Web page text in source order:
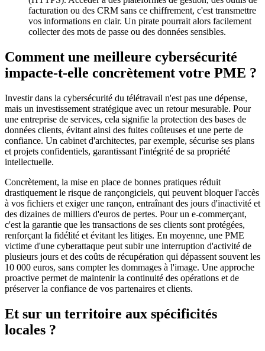
facturation ou des CRM sans ce chiffrement, c'est transmettre
vos informations en clair. Un pirate pourrait alors facilement
collecter des mots de passe ou des données sensibles.
Comment une meilleure cybersécurité
impacte-t-elle concrètement votre PME ?
Investir dans la cybersécurité du télétravail n'est pas une dépense,
mais un investissement stratégique avec un retour mesurable. Pour
une entreprise de services, cela signifie la protection des bases de
données clients, évitant ainsi des fuites coûteuses et une perte de
confiance. Un cabinet d'architectes, par exemple, sécurise ses plans
et projets confidentiels, garantissant l'intégrité de sa propriété
intellectuelle.
Concrètement, la mise en place de bonnes pratiques réduit
drastiquement le risque de rançongiciels, qui peuvent bloquer l'accès
à vos fichiers et exiger une rançon, entraînant des jours d'inactivité et
des dizaines de milliers d'euros de pertes. Pour un e-commerçant,
c'est la garantie que les transactions de ses clients sont protégées,
renforçant la fidélité et évitant les litiges. En moyenne, une PME
victime d'une cyberattaque peut subir une interruption d'activité de
plusieurs jours et des coûts de récupération qui dépassent souvent les
10 000 euros, sans compter les dommages à l'image. Une approche
proactive permet de maintenir la continuité des opérations et de
préserver la confiance de vos partenaires et clients.
Et sur un territoire aux spécificités
locales ?